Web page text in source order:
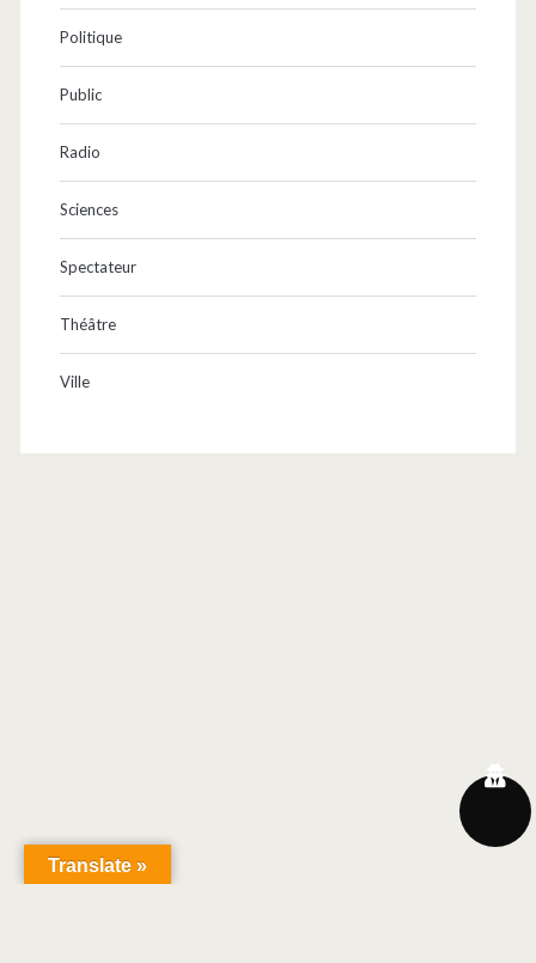
Politique
Public
Radio
Sciences
Spectateur
Théâtre
Ville
Translate »